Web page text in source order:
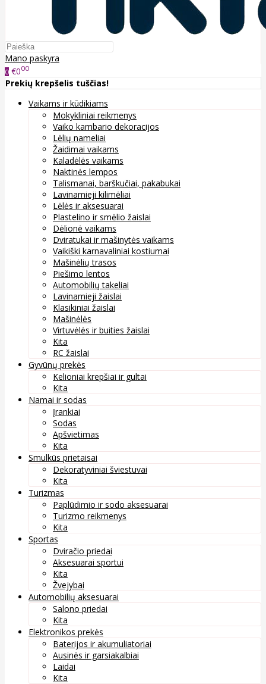
Mano paskyra
0 €000
Prekių krepšelis tuščias!
Vaikams ir kūdikiams
Mokykliniai reikmenys
Vaiko kambario dekoracijos
Lėlių nameliai
Žaidimai vaikams
Kaladėlės vaikams
Naktinės lempos
Talismanai, barškučiai, pakabukai
Lavinamieji kilimėliai
Lėlės ir aksesuarai
Plastelino ir smėlio žaislai
Dėlionė vaikams
Dviratukai ir mašinytės vaikams
Vaikiški karnavaliniai kostiumai
Mašinėlių trasos
Piešimo lentos
Automobilių takeliai
Lavinamieji žaislai
Klasikiniai žaislai
Mašinėlės
Virtuvėlės ir buities žaislai
Kita
RC žaislai
Gyvūnų prekės
Kelioniai krepšiai ir gultai
Kita
Namai ir sodas
Įrankiai
Sodas
Apšvietimas
Kita
Smulkūs prietaisai
Dekoratyviniai šviestuvai
Kita
Turizmas
Paplūdimio ir sodo aksesuarai
Turizmo reikmenys
Kita
Sportas
Dviračio priedai
Aksesuarai sportui
Kita
Žvejybai
Automobilių aksesuarai
Salono priedai
Kita
Elektronikos prekės
Baterijos ir akumuliatoriai
Ausinės ir garsiakalbiai
Laidai
Kita